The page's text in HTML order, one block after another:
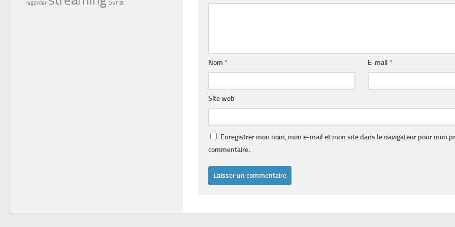
Nom * E-mail*
Site web
Enregistrer mon nom, mon e-mail et mon site dans le navigateur pour mon
commentaire.
regarder Syria